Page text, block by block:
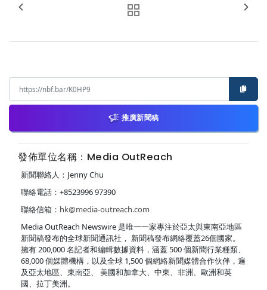
推廣新聞稿
發佈單位名稱：Media OutReach
新聞聯絡人：Jenny Chu
聯絡電話：+8523996 97390
聯絡信箱： hk@media-outreach.com
Media OutReach Newswire 是唯一一家專注於亞太與東南亞地區
新聞稿發布的全球新聞通訊社， 新聞稿發布網絡覆蓋26個國家。
擁有 200,000 名記者和編輯數據資料，涵蓋 500 個新聞行業種類、
68,000 個媒體機構，以及全球 1,500 個網絡新聞媒體合作伙伴，遍
及亞太地區、東南亞、 美國和加拿大、中東、非洲、歐洲和英
國、拉丁美洲。